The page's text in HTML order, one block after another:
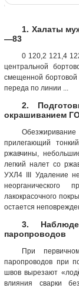
1. Халаты
—83
0 120,2 121,4
центральной
смещенной
переда по линии ...
2.
окрашиванием
прилегающий
ржавчины,
легкий налет со
УХЛ4 III Удаление
неорганического
лакокрасочного
остается
3.
паропроводов
При
паропроводов при
швов вырезают «лод
влияния сварки